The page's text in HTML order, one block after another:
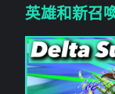
英雄和新召